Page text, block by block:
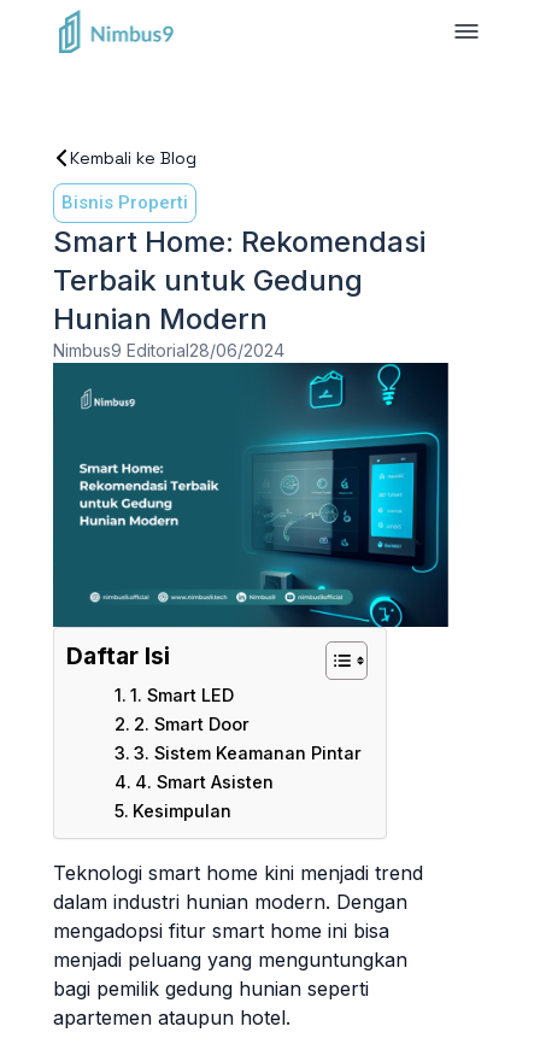
Kembali ke Blog
Bisnis Properti
Smart Home: Rekomendasi
Terbaik untuk Gedung
Hunian Modern
Nimbus9 Editorial28/06/2024
Daftar Isi
1. Smart LED
2. Smart Door
3. Sistem Keamanan Pintar
4. Smart Asisten
Kesimpulan
Teknologi smart home kini menjadi trend
dalam industri hunian modern. Dengan
mengadopsi fitur smart home ini bisa
menjadi peluang yang menguntungkan
bagi pemilik gedung hunian seperti
apartemen ataupun hotel.